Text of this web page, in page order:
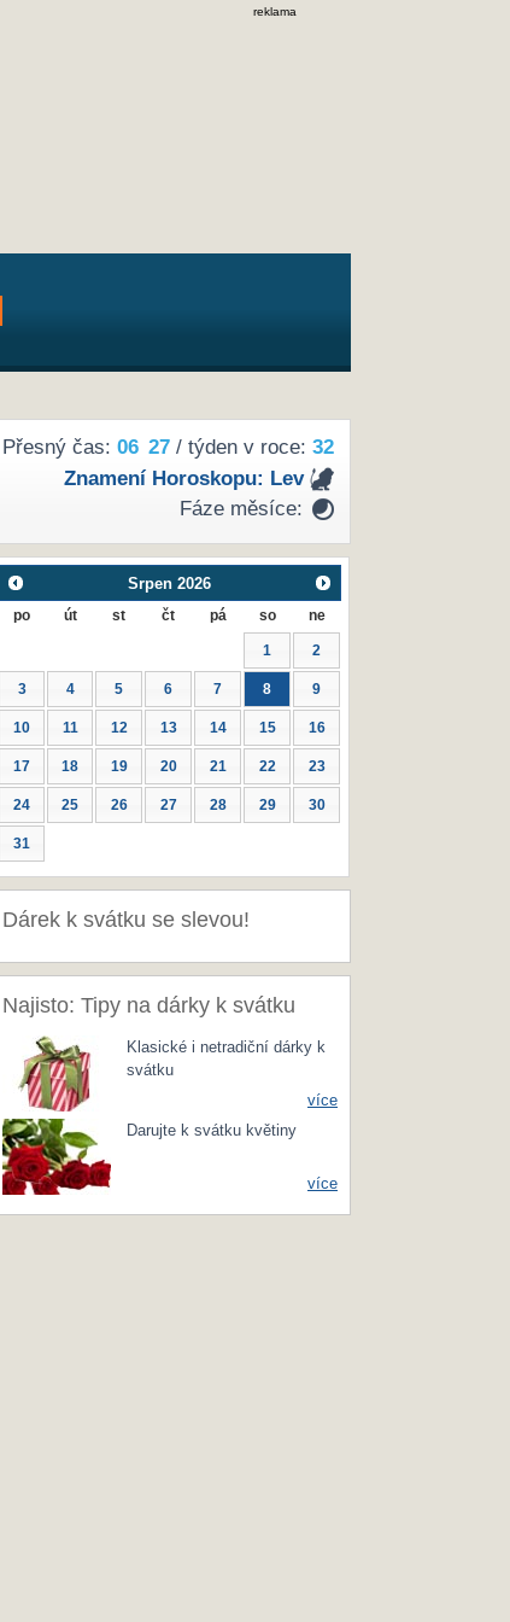
reklama
Přesný čas: 06 27/ týden v roce: 32
Znamení Horoskopu: Lev
Fáze měsíce:
Srpen 2026
po út st čt pá so ne
1 2
3 4 5 6 7 8 9
10 11 12 13 14 15 16
17 18 19 20 21 22 23
24 25 26 27 28 29 30
31
Dárek k svátku se slevou!
Najisto: Tipy na dárky k svátku
Klasické i netradiční dárky k
svátku
více
Darujte k svátku květiny
více